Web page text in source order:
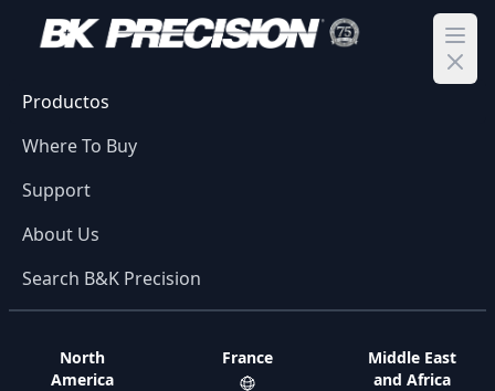
Productos
Where To Buy
Support
About Us
Search B&K Precision
North
America
France
Middle East
and Africa